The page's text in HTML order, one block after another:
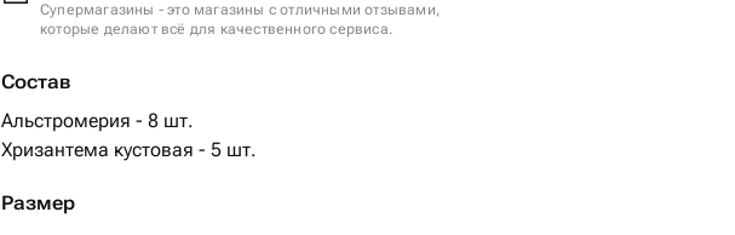
Супермагазины - это магазины с отличными отзывами,
которые делают всё для качественного сервиса.
Состав
Альстромерия - 8 шт.
Хризантема кустовая - 5 шт.
Размер